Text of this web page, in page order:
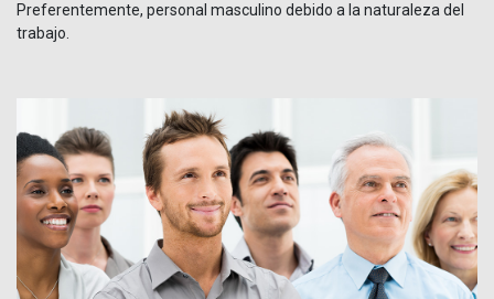
Preferentemente, personal masculino debido a la naturaleza del
trabajo.